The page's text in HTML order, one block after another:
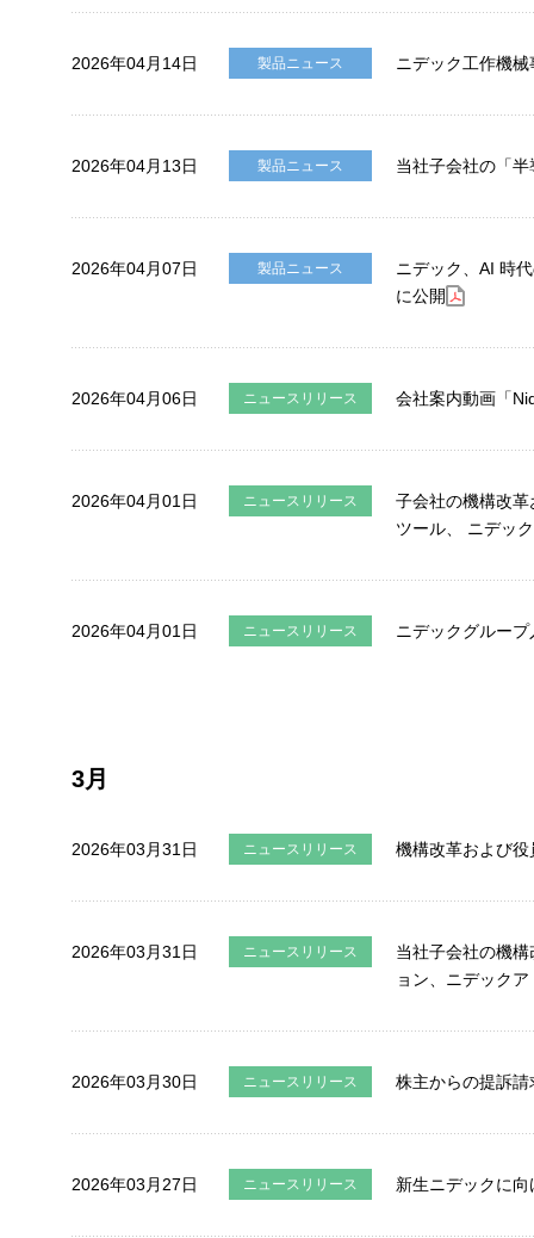
2026年04月14日 製品ニュース ニデック工作機
2026年04月13日 製品ニュース 当社子会社の「
2026年04月07日 製品ニュース
ニデック、AI 時
に公開
2026年04月06日 ニュースリリース 会社案内動画「
2026年04月01日 ニュースリリース
子会社の機構改
ツール、 ニデッ
2026年04月01日 ニュースリリース ニデックグルー
3月
2026年03月31日 ニュースリリース 機構改革および
2026年03月31日 ニュースリリース
当社子会社の機
ョン、ニデック
2026年03月30日 ニュースリリース 株主からの提訴請
2026年03月27日 ニュースリリース 新生ニデックに
Cookieポリシー
ソーシャルメディアポリシー
All Rights Reserved. Copyright(C) NIDEC CORPORATION